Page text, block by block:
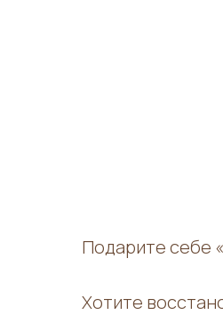
Подарите себе
Хотите